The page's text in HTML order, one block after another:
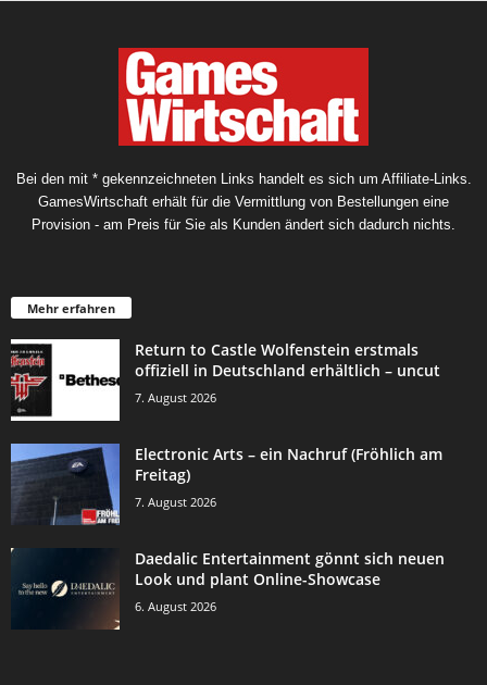
Bei den mit * gekennzeichneten Links handelt es sich um Affiliate-Links.
GamesWirtschaft erhält für die Vermittlung von Bestellungen eine
Provision - am Preis für Sie als Kunden ändert sich dadurch nichts.
Mehr erfahren
Return to Castle Wolfenstein erstmals
offiziell in Deutschland erhältlich – uncut
7. August 2026
Electronic Arts – ein Nachruf (Fröhlich am
Freitag)
7. August 2026
Daedalic Entertainment gönnt sich neuen
Look und plant Online-Showcase
6. August 2026